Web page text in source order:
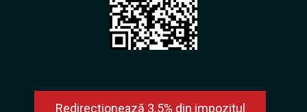
Redirecționează 3.5% din impozitul